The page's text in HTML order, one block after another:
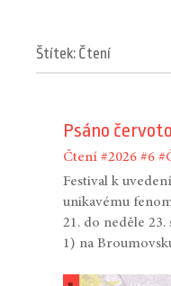
Štítek: Čtení
Psáno
Čtení #2026 #6
Festival k
unikavému
21. do neděle
1) na